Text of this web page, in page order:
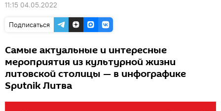
11:15 04.05.2022
Подписаться
Самые актуальные и интересные
мероприятия из культурной жизни
литовской столицы — в инфографике
Sputnik Литва